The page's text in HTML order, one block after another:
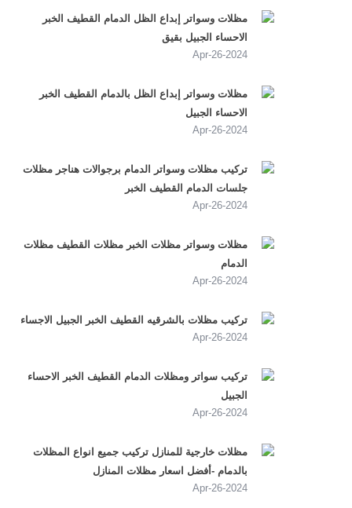
مظلات وسواتر إبداع الظل الدمام القطيف الخبر
الاحساء الجبيل بقيق
2024-Apr-26
مظلات وسواتر إبداع الظل بالدمام القطيف الخبر
الاحساء الجبيل
2024-Apr-26
تركيب مظلات وسواتر الدمام برجوالات هناجر مظلات
جلسات الدمام القطيف الخبر
2024-Apr-26
مظلات وسواتر مظلات الخبر مظلات القطيف مظلات
الدمام
2024-Apr-26
تركيب مظلات بالشرقيه القطيف الخبر الجبيل الاجساء
2024-Apr-26
تركيب سواتر ومظلات الدمام القطيف الخبر الاحساء
الجبيل
2024-Apr-26
مظلات خارجية للمنازل تركيب جميع انواع المظلات
بالدمام -أفضل اسعار مظلات المنازل
2024-Apr-26